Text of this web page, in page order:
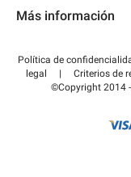
Acceder a mi área de
Pagar el
Más información
Guía de
Política de
legal
| Criterios de
©Copyright 2014